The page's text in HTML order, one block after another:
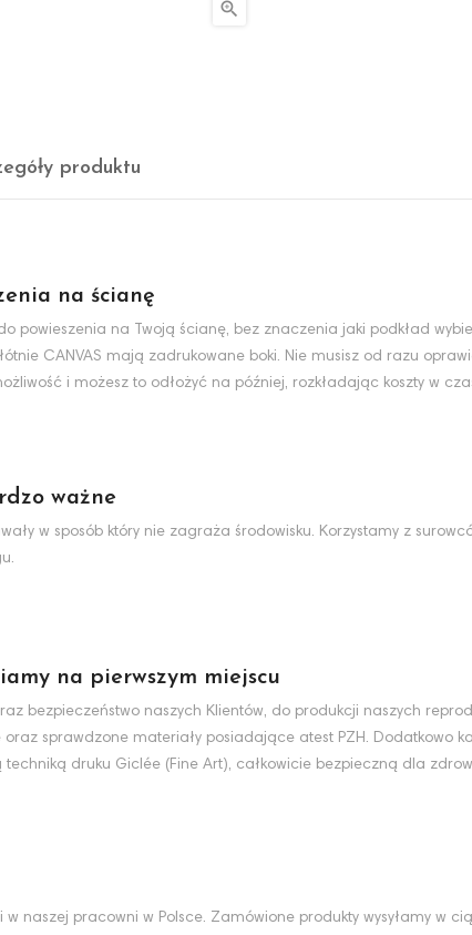

produktu
na ścianę
powieszenia na Twoją ścianę, bez znaczenia jaki podkład
CANVAS mają zadrukowane boki. Nie musisz od razu
i możesz to odłożyć na później, rozkładając koszty w
ważne
w sposób który nie zagraża środowisku. Korzystamy z
na pierwszym miejscu
bezpieczeństwo naszych Klientów, do produkcji naszych
oraz sprawdzone materiały posiadające atest PZH. Dodatkowo
druku Giclée (Fine Art), całkowicie bezpieczną dla
naszej pracowni w Polsce. Zamówione produkty wysyłamy w